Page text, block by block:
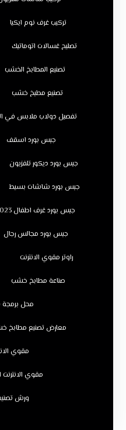
تركيب غرف نوم ايكيا
تصليح غسالات اتوماتيك
تصنيع المطابخ الخشب
تصنيع مطبخ خشب
تفصيل دولاب ملابس في
جبس بورد اسقف
جبس بورد ديكور تلفزيون
جبس بورد شاشات بسيط
جبس بورد غرف اطفال 2023
جبس بورد مجالس رجال
راوتر مقوي الانترنت
صناعة مطابخ خشب
محل
معارض تصنيع مطابخ
مقوي
مقوي
ورش